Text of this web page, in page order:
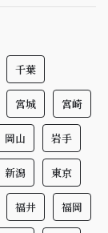
千葉
宮城 宮崎
岡山 岩手
新潟 東京
福井 福岡